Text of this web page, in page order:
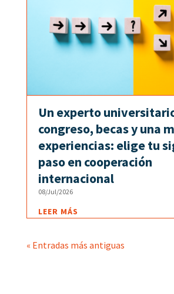
Un experto
congreso, becas y una
experiencias: elige tu
paso en cooperación
internacional
08/Jul/2026
LEER MÁS
« Entradas más antiguas